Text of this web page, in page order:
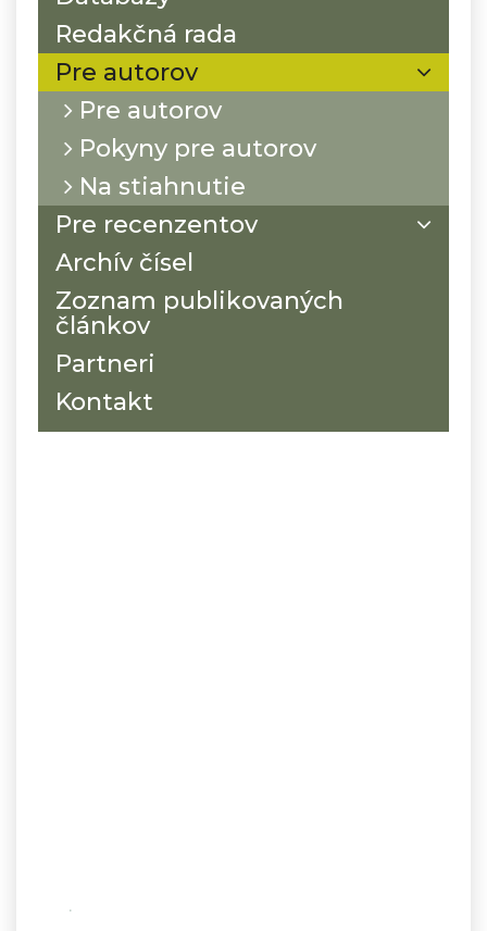
Redakčná rada
Pre autorov
Pre autorov
Pokyny pre autorov
Na stiahnutie
Pre recenzentov
Archív čísel
Zoznam publikovaných
článkov
Partneri
Kontakt